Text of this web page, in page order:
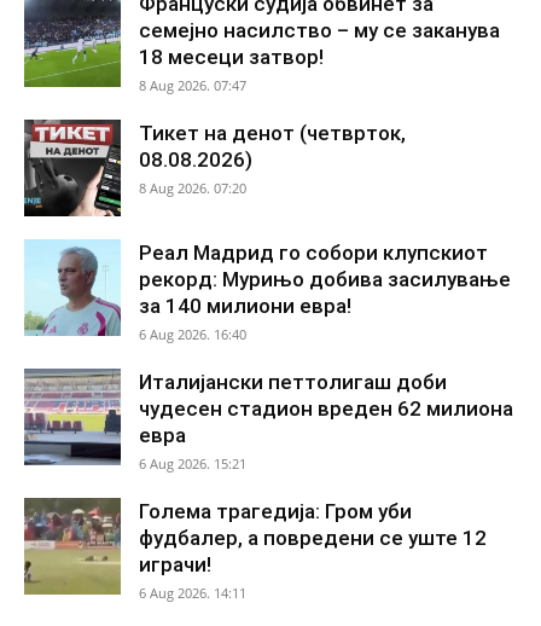
семејно насилство – му се заканува
18 месеци затвор!
8 Aug 2026. 07:47
Тикет на денот (четврток,
08.08.2026)
8 Aug 2026. 07:20
Реал Мадрид го собори клупскиот
рекорд: Мурињо добива засилување
за 140 милиони евра!
6 Aug 2026. 16:40
Италијански петтолигаш доби
чудесен стадион вреден 62 милиона
евра
6 Aug 2026. 15:21
Голема трагедија: Гром уби
фудбалер, а повредени се уште 12
играчи!
6 Aug 2026. 14:11